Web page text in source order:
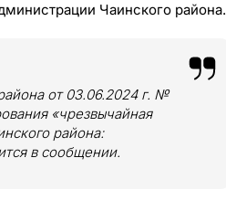
Чаинского района.
от 03.06.2024 г. №
«чрезвычайная
района:
в сообщении.